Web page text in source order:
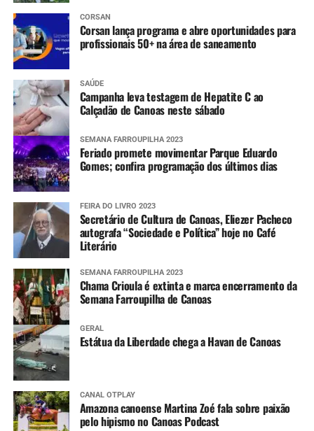
CORSAN
Corsan lança programa e abre oportunidades para
profissionais 50+ na área de saneamento
SAÚDE
Campanha leva testagem de Hepatite C ao
Calçadão de Canoas neste sábado
SEMANA FARROUPILHA 2023
Feriado promete movimentar Parque Eduardo
Gomes; confira programação dos últimos dias
FEIRA DO LIVRO 2023
Secretário de Cultura de Canoas, Eliezer Pacheco
autografa “Sociedade e Política” hoje no Café
Literário
SEMANA FARROUPILHA 2023
Chama Crioula é extinta e marca encerramento da
Semana Farroupilha de Canoas
GERAL
Estátua da Liberdade chega a Havan de Canoas
CANAL OTPLAY
Amazona canoense Martina Zoé fala sobre paixão
pelo hipismo no Canoas Podcast